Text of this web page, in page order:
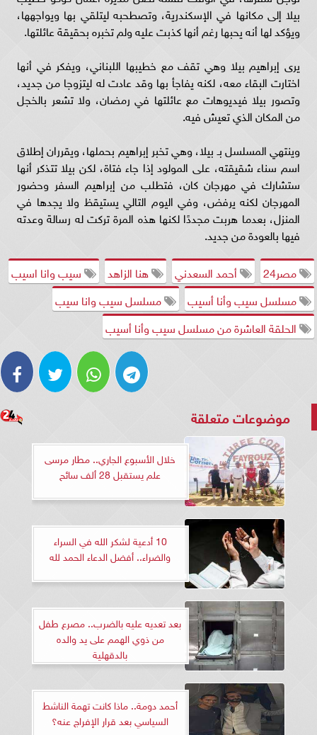
بيلا إلى مكانها في الإسكندرية، وتصطحبه ليتلقي بها ويواجهها،
ويؤكد لها أنه يحبها رغم أنها كذبت عليه ولم تخبره بحقيقة عائلتها.
يرى إبراهيم بيلا وهي تقف مع خطيبها اللبناني، ويفكر في أنها
اختارت البقاء معه، لكنه يفاجأ بها وقد عادت له ليتزوجا من جديد،
وتصور بيلا فيديوهات مع عائلتها في رمضان، ولا تشعر بالخجل
من المكان الذي تعيش فيه.
وينتهي المسلسل بـ بيلا، وهي تخبر إبراهيم بحملها، ويقرران إطلاق
اسم سناء شقيقته، على المولود إذا جاء فتاة، لكن بيلا تتذكر أنها
ستشارك في مهرجان كان، فتطلب من إبراهيم السفر وحضور
المهرجان لكنه يرفض، وفي اليوم التالي يستيقظ ولا يجدها في
المنزل، بعدما هربت مجددًا لكنها هذه المرة تركت له رسالة وعدته
فيها بالعودة من جديد.
مصر24
أحمد السعدني هنا الزاهد
سيب وانا اسيب
مسلسل سيب وأنا أسيب
مسلسل سيب وانا سيب
الحلقة العاشرة من مسلسل سيب وأنا أسيب
موضوعات متعلقة
خلال الأسبوع الجاري.. مطار مرسى
علم يستقبل 28 ألف سائح
10 أدعية لشكر الله في السراء
والضراء.. أفضل الدعاء الحمد لله
بعد تعديه عليه بالضرب.. مصرع طفل
من ذوي الهمم على يد والده
بالدقهلية
أحمد دومة.. ماذا كانت تهمة الناشط
السياسي بعد قرار الإفراج عنه؟